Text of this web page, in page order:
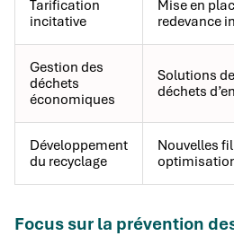
Tarification
incitative
Mise en
redevance
Gestion des
déchets
économiques
Solutions
déchets
Développement
du recyclage
Nouvelles
Focus sur la prévention